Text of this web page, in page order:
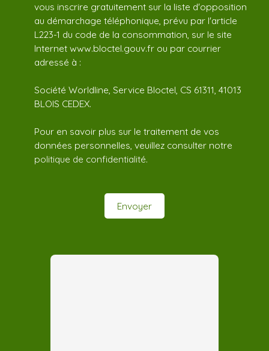
vous inscrire gratuitement sur la liste d'opposition
au démarchage téléphonique, prévu par l'article
L223-1 du code de la consommation, sur le site
Internet www.bloctel.gouv.fr ou par courrier
adressé à :
Société Worldline, Service Bloctel, CS 61311, 41013
BLOIS CEDEX.
Pour en savoir plus sur le traitement de vos
données personnelles, veuillez consulter notre
politique de confidentialité.
Envoyer